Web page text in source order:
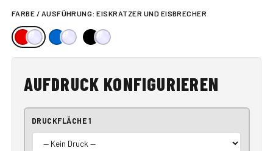
FARBE / AUSFÜHRUNG:EISKRATZER UND EISBRECHER
AUFDRUCK KONFIGURIEREN
DRUCKFLÄCHE 1